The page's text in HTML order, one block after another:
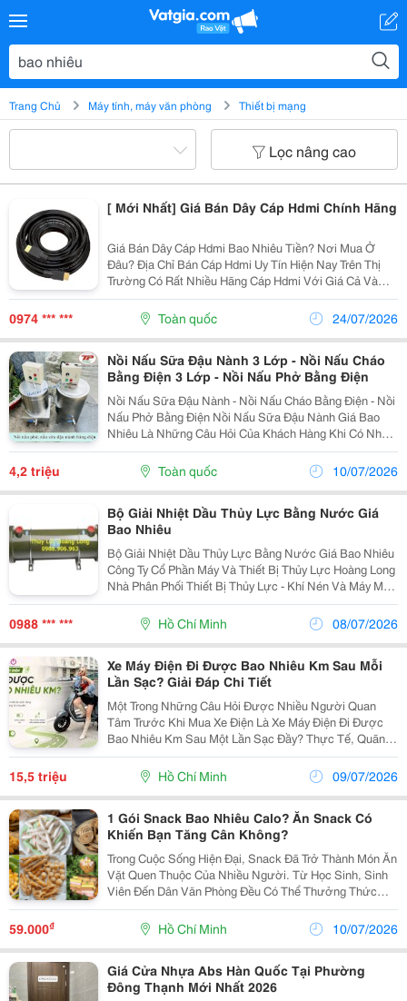
Trang Chủ Máy tính, máy văn phòng Thiết bị mạng
Lọc nâng cao
[ Mới Nhất] Giá Bán Dây Cáp Hdmi Chính Hãng
Giá Bán Dây Cáp Hdmi Bao Nhiêu Tiền? Nơi Mua Ở
Đâu? Địa Chỉ Bán Cáp Hdmi Uy Tín Hiện Nay Trên Thị
Trường Có Rất Nhiều Hãng Cáp Hdmi Với Giá Cả Và
Chất Lượng Khác Nhau. Theo Thời Gian, Cáp Hdmi Giá
Rẻ Hiện Không Còn Được Ưu Chuộng Như Trước Đây
0974 *** *** Toàn quốc 24/07/2026
Nồi Nấu Sữa Đậu Nành 3 Lớp - Nồi Nấu Cháo
Bằng Điện 3 Lớp - Nồi Nấu Phở Bằng Điện
Nồi Nấu Sữa Đậu Nành - Nồi Nấu Cháo Bằng Điện - Nồi
Nấu Phở Bằng Điện Nồi Nấu Sữa Đậu Nành Giá Bao
Nhiêu Là Những Câu Hỏi Của Khách Hàng Khi Có Nhu
Cầu Mua Nồi Nấu Sữa Đậu Nành . Hôm Nay Tấn Phát
Gửi Đến Báo Giá Nồi Nấu Sữa Đậu Nành Và Sẽ Liên
4,2 triệu Toàn quốc 10/07/2026
Bộ Giải Nhiệt Dầu Thủy Lực Bằng Nước Giá
Bao Nhiêu
Bộ Giải Nhiệt Dầu Thủy Lực Bằng Nước Giá Bao Nhiêu
Công Ty Cổ Phần Máy Và Thiết Bị Thủy Lực Hoàng Long
Nhà Phân Phối Thiết Bị Thủy Lực - Khí Nén Và Máy Móc
Tự Động Hóa. Tư Vấn, Sửa Chữa, Thi Công, Thiết Kế
Hệ Thống Thủy Lực Nhanh Thủy Lực Hoàng Long...
0988 *** *** Hồ Chí Minh 08/07/2026
Xe Máy Điện Đi Được Bao Nhiêu Km Sau Mỗi
Lần Sạc? Giải Đáp Chi Tiết
Một Trong Những Câu Hỏi Được Nhiều Người Quan
Tâm Trước Khi Mua Xe Điện Là Xe Máy Điện Đi Được
Bao Nhiêu Km Sau Một Lần Sạc Đầy? Thực Tế, Quãng
Đường Di Chuyển Sẽ Khác Nhau Tùy Vào Từng Mẫu
Xe, Loại Pin Hoặc Ắc Quy Cũng Như Điều Kiện Sử Dụng
Thực Tế....
15,5 triệu Hồ Chí Minh 09/07/2026
1 Gói Snack Bao Nhiêu Calo? Ăn Snack Có
Khiến Bạn Tăng Cân Không?
Trong Cuộc Sống Hiện Đại, Snack Đã Trở Thành Món Ăn
Vặt Quen Thuộc Của Nhiều Người. Từ Học Sinh, Sinh
Viên Đến Dân Văn Phòng Đều Có Thể Thưởng Thức
Snack Trong Giờ Giải Lao, Khi Xem Phim Hoặc Đi Dã
Ngoại. Tuy Nhiên, Bên Cạnh Hương Vị Hấp Dẫn,
Không...
59.000₫ Hồ Chí Minh 10/07/2026
Giá Cửa Nhựa Abs Hàn Quốc Tại Phường
Đông Thạnh Mới Nhất 2026